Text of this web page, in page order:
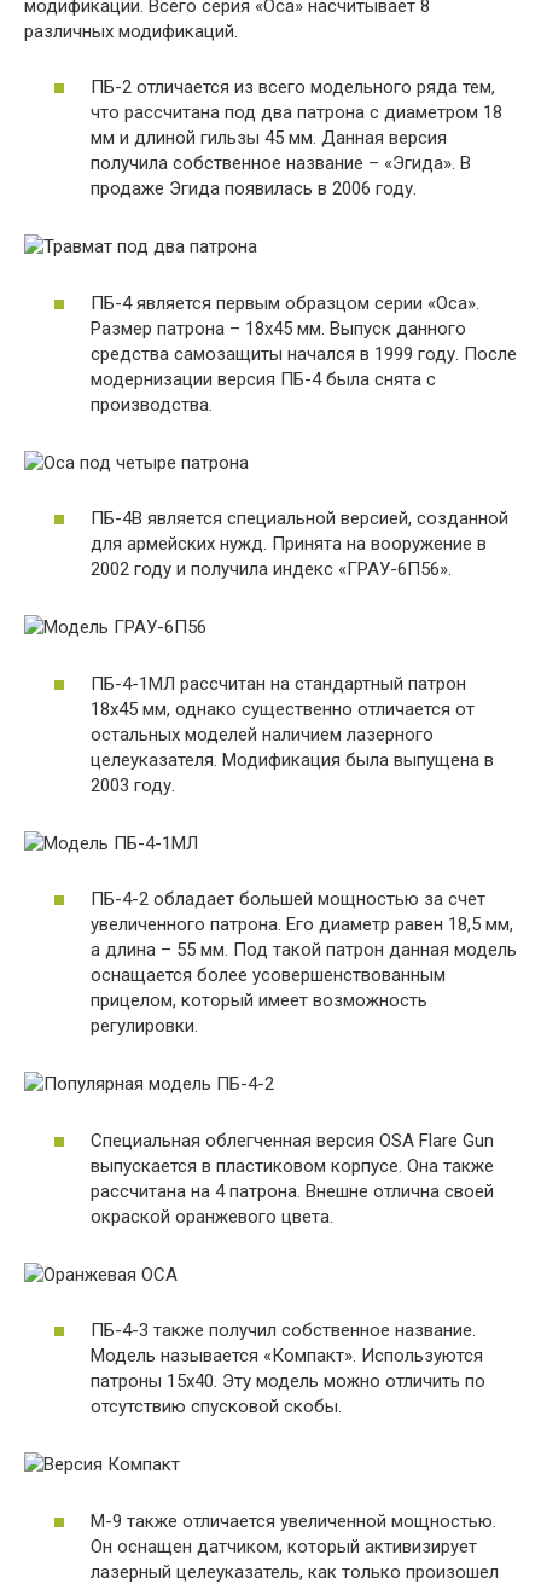
модификации. Всего серия «Оса» насчитывает 8
различных модификаций.
ПБ-2 отличается из всего модельного ряда тем,
что рассчитана под два патрона с диаметром 18
мм и длиной гильзы 45 мм. Данная версия
получила собственное название – «Эгида». В
продаже Эгида появилась в 2006 году.
ПБ-4 является первым образцом серии «Оса».
Размер патрона – 18х45 мм. Выпуск данного
средства самозащиты начался в 1999 году. После
модернизации версия ПБ-4 была снята с
производства.
ПБ-4В является специальной версией, созданной
для армейских нужд. Принята на вооружение в
2002 году и получила индекс «ГРАУ-6П56».
ПБ-4-1МЛ рассчитан на стандартный патрон
18х45 мм, однако существенно отличается от
остальных моделей наличием лазерного
целеуказателя. Модификация была выпущена в
2003 году.
ПБ-4-2 обладает большей мощностью за счет
увеличенного патрона. Его диаметр равен 18,5 мм,
а длина – 55 мм. Под такой патрон данная модель
оснащается более усовершенствованным
прицелом, который имеет возможность
регулировки.
Специальная облегченная версия OSA Flare Gun
выпускается в пластиковом корпусе. Она также
рассчитана на 4 патрона. Внешне отлична своей
окраской оранжевого цвета.
ПБ-4-3 также получил собственное название.
Модель называется «Компакт». Используются
патроны 15х40. Эту модель можно отличить по
отсутствию спусковой скобы.
М-9 также отличается увеличенной мощностью.
Он оснащен датчиком, который активизирует
лазерный целеуказатель, как только произошел